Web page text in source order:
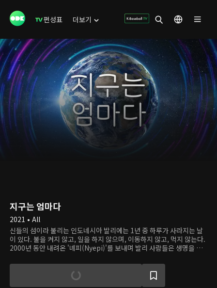
편성표 더보기
지구는 엄마다
2021 • All
신들의 섬이라 불리는 인도네시아 발리에는 1년 중 하루가 사라지는 날
이 있다. 불을 켜지 않고, 일을 하지 않으며, 이동하지 않고, 먹지 않는다.
2000년 동안 내려온 '녜피(Nyepi)'를 보내며 발리 사람들은 생명을 키
엄마다'는 세계 최초로 '녜피'를 소재로 한 2부작 다큐멘터리로, 느림에
대한 발리 인들의 태도, 인간도 자연의 일부라 여기는 그들의 철학을 알
아본다. 이들을 통해 발전과 빠른 속도에 익숙한 우리의 삶을 되돌아보